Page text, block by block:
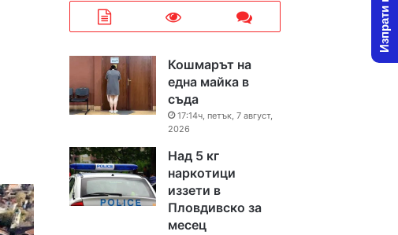
Кошмарът на
една майка в
съда
17:14ч, петък, 7 август,
2026
Над 5 кг
наркотици
иззети в
Пловдивско за
месец